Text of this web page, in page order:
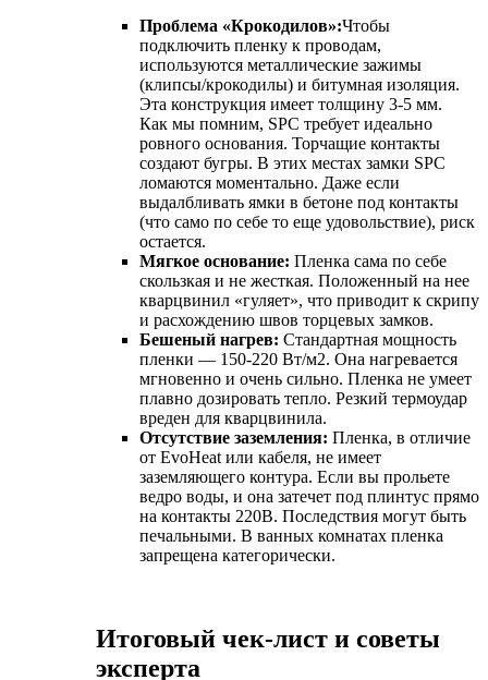
Проблема «Крокодилов»:Чтобы
подключить пленку к проводам,
используются металлические зажимы
(клипсы/крокодилы) и битумная изоляция.
Эта конструкция имеет толщину 3-5 мм.
Как мы помним, SPC требует идеально
ровного основания. Торчащие контакты
создают бугры. В этих местах замки SPC
ломаются моментально. Даже если
выдалбливать ямки в бетоне под контакты
(что само по себе то еще удовольствие), риск
остается.
Мягкое основание: Пленка сама по себе
скользкая и не жесткая. Положенный на нее
кварцвинил «гуляет», что приводит к скрипу
и расхождению швов торцевых замков.
Бешеный нагрев: Стандартная мощность
пленки — 150-220 Вт/м2. Она нагревается
мгновенно и очень сильно. Пленка не умеет
плавно дозировать тепло. Резкий термоудар
вреден для кварцвинила.
Отсутствие заземления: Пленка, в отличие
от EvoHeat или кабеля, не имеет
заземляющего контура. Если вы прольете
ведро воды, и она затечет под плинтус прямо
на контакты 220В. Последствия могут быть
печальными. В ванных комнатах пленка
запрещена категорически.
Итоговый чек-лист и советы
эксперта